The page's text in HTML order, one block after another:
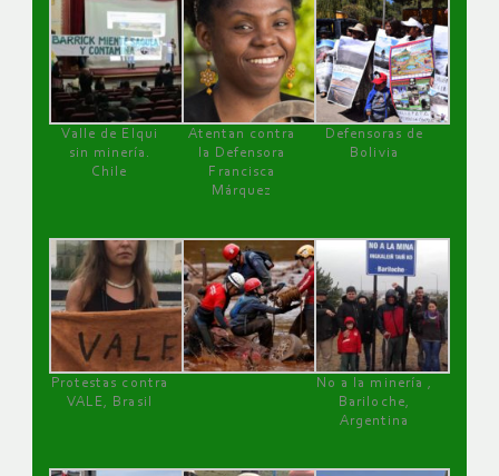
Valle de Elqui
sin minería.
Chile
Atentan contra
la Defensora
Francisca
Márquez
Defensoras de
Bolivia
Protestas contra
VALE, Brasil
No a la minería ,
Bariloche,
Argentina